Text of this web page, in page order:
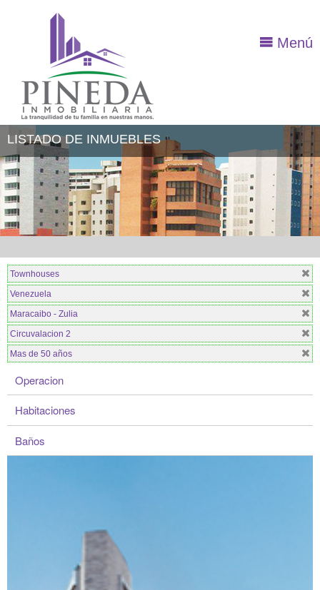
Menú
LISTADO DE INMUEBLES
Townhouses
Venezuela
Maracaibo - Zulia
Circuvalacion 2
Mas de 50 años
Operacion
Habitaciones
Baños